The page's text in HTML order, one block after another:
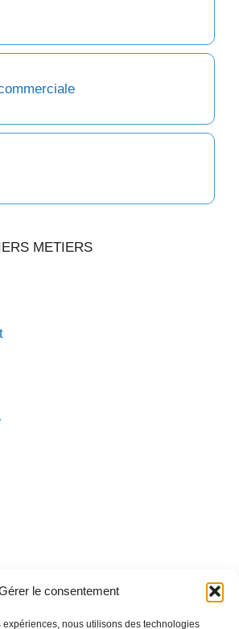
le consentement
expériences, nous utilisons des technologies
METIERS